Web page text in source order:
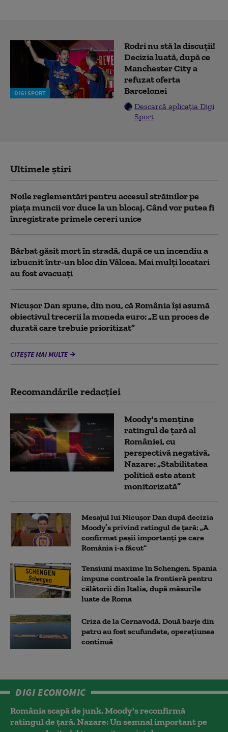
DIGI SPORT
Rodri nu stă la discuții!
Decizia luată, după ce
Manchester City a
refuzat oferta
Barcelonei
Descarcă aplicația Digi
Sport
Ultimele știri
Noile reglementări pentru accesul străinilor pe
piaţa muncii vor duce la un blocaj. Când vor putea fi
înregistrate primele cereri unice
Bărbat găsit mort în stradă, după ce un incendiu a
izbucnit într-un bloc din Vâlcea. Mai mulți locatari
au fost evacuați
Nicușor Dan spune, din nou, că România își asumă
obiectivul trecerii la moneda euro: „E un proces de
durată care trebuie prioritizat”
CITEȘTE MAI MULTE
Recomandările redacţiei
Moody's menține
ratingul de țară al
României, cu
perspectivă negativă.
Nazare: „Stabilitatea
politică este atent
monitorizată”
Mesajul lui Nicușor Dan după decizia
Moody’s privind ratingul de țară: „A
confirmat pașii importanți pe care
România i-a făcut”
Tensiuni maxime în Schengen. Spania
impune controale la frontieră pentru
călătorii din Italia, după măsurile
luate de Roma
Criza de la Cernavodă. Două barje din
patru au fost scufundate, operațiunea
continuă
DIGI ECONOMIC
România scapă de junk. Moody's reconfirmă
ratingul de țară. Nazare: Un semnal important pe